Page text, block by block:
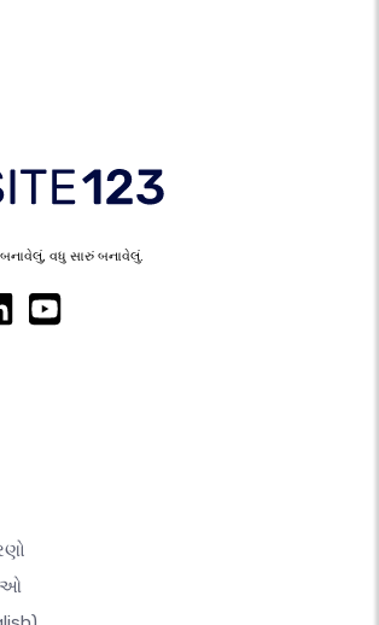
વધુ સારું બનાવેલું.